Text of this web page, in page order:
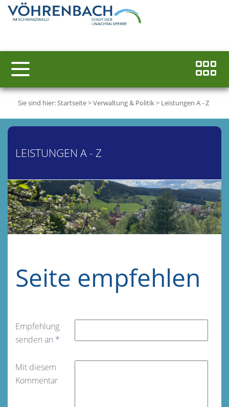
Sie sind hier:Startseite>Verwaltung & Politik> Leistungen A - Z
LEISTUNGEN A - Z
Seite empfehlen
Empfehlung
senden an *
Mit diesem
Kommentar